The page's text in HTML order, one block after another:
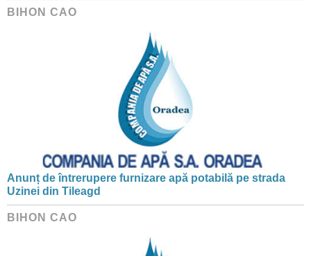
BIHON CAO
Anunț de întrerupere furnizare apă potabilă pe strada
Uzinei din Tileagd
BIHON CAO